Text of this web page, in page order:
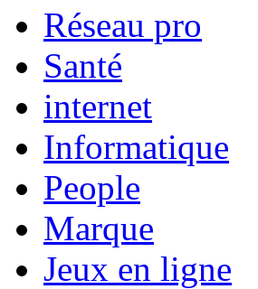
Réseau pro
Santé
internet
Informatique
People
Marque
Jeux en ligne